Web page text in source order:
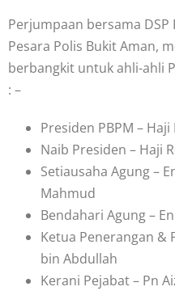
Perjumpaan bersama DSP
Pesara Polis Bukit Aman,
berbangkit untuk ahli-ahli
: –
Presiden PBPM –
Naib Presiden – Haji
Setiausaha Agung –
Mahmud
Bendahari Agung –
Ketua Penerangan &
bin Abdullah
Kerani Pejabat – Pn